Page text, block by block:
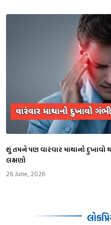
શું તમને પણ વારંવાર માથાનો દુખાવો
લક્ષણો
26 June, 2026